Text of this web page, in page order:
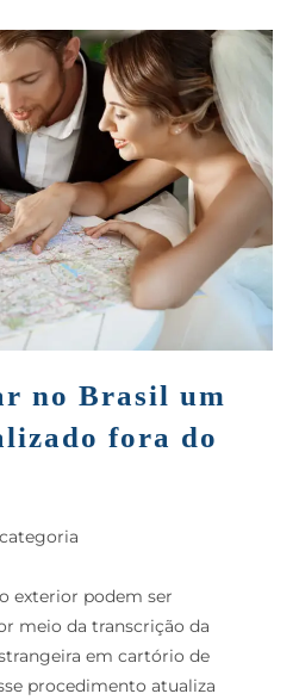
no Brasil um
fora do
exterior podem ser
meio da transcrição da
em cartório de
procedimento atualiza